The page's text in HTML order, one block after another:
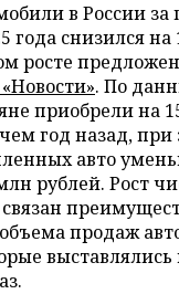
в России за
года снизился на
росте
. По
приобрели на
год назад, при
авто
рублей. Рост
продаж